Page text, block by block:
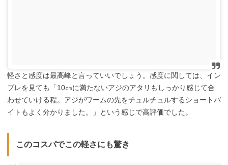
軽さと感度は最高峰と言っていいでしょう。感度に関しては、イン
プレを見ても「10㎝に満たないアジのアタリもしっかり感じて合
わせていける程。アジがワームの先をチュルチュルするショートバ
イトもよく分かりました。」という感じで高評価でした。
このコスパでこの軽さにも驚き